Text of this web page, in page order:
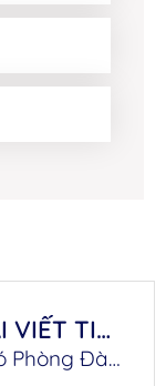
BÀI VIẾT TIẾP THEO
Phó Phòng Đào Tạo Tiếng Anh